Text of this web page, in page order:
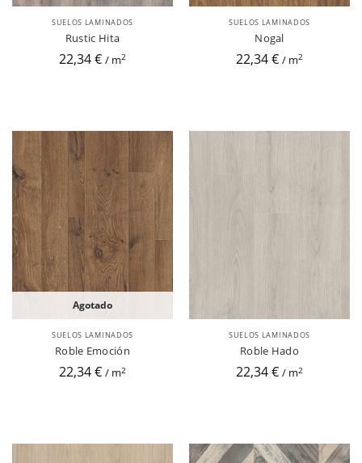
SUELOS LAMINADOS
Rustic Hita
22,34 € / m2
SUELOS LAMINADOS
Nogal
22,34 € / m2
Agotado
SUELOS LAMINADOS
Roble Emoción
22,34 € / m2
SUELOS LAMINADOS
Roble Hado
22,34 € / m2